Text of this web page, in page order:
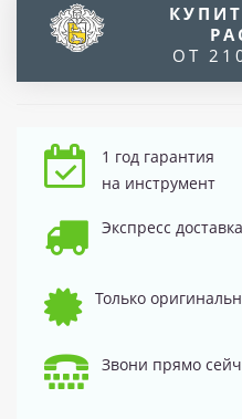
ОТ
1 год гарантия
на инструмент
Экспресс
Только
Звони прямо